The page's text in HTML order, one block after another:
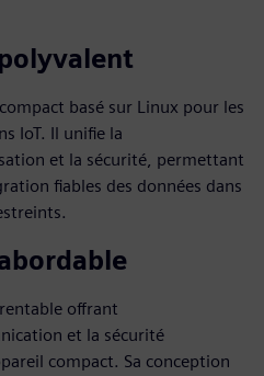
basé sur Linux pour les
IoT. Il unifie la
et la sécurité, permettant
fiables des données dans
rentable offrant
et la sécurité
compact. Sa conception